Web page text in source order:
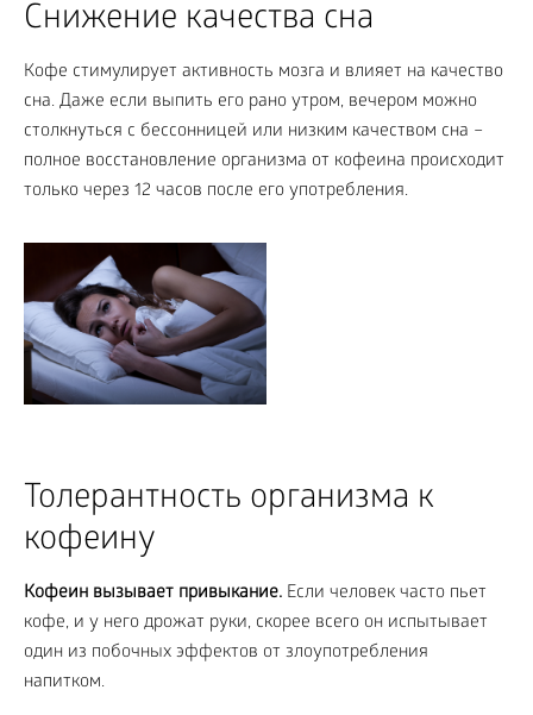
Снижение качества сна
Кофе стимулирует активность мозга и влияет на качество
сна. Даже если выпить его рано утром, вечером можно
столкнуться с бессонницей или низким качеством сна –
полное восстановление организма от кофеина происходит
только через 12 часов после его употребления.
Толерантность организма к
кофеину
Кофеин вызывает привыкание. Если человек часто пьет
кофе, и у него дрожат руки, скорее всего он испытывает
один из побочных эффектов от злоупотребления
напитком.